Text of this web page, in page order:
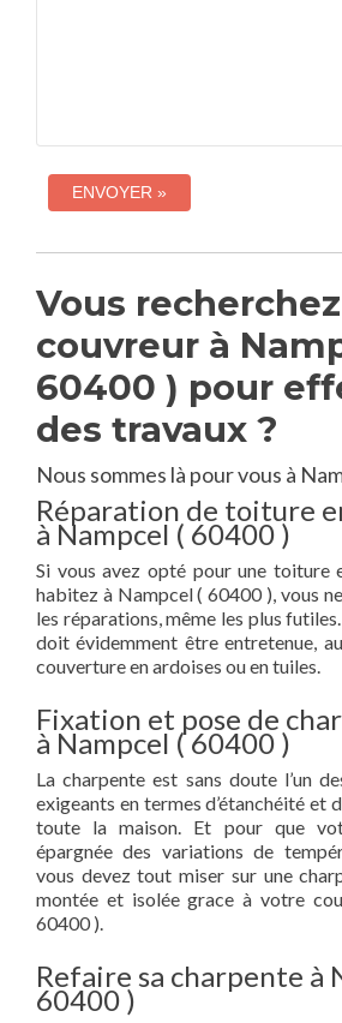
Vous
couvreur à
60400 ) pour
des travaux ?
Nous sommes là pour vous à
Réparation de toiture
à Nampcel ( 60400 )
Si vous avez opté pour une toiture
habitez à Nampcel ( 60400 ), vous
les réparations, même les plus
doit évidemment être entretenue,
couverture en ardoises ou en tuiles.
Fixation et pose de
à Nampcel ( 60400 )
La charpente est sans doute l’un
exigeants en termes d’étanchéité et
toute la maison. Et pour que
épargnée des variations de
vous devez tout miser sur une
montée et isolée grace à votre
60400 ).
Refaire sa charpente à
60400 )